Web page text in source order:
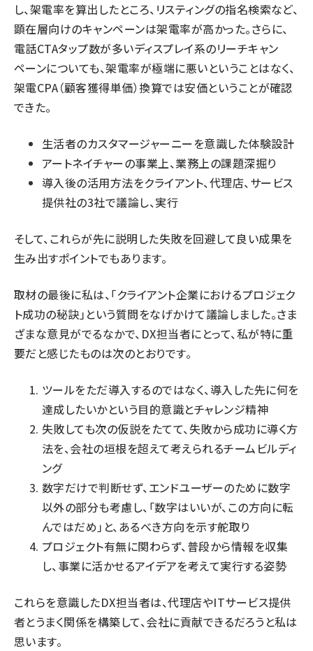
し、架電率を算出したところ、リスティングの指名検索など、
顕在層向けのキャンペーンは架電率が高かった。さらに、
電話CTAタップ数が多いディスプレイ系のリーチキャン
ペーンについても、架電率が極端に悪いということはなく、
架電CPA（顧客獲得単価）換算では安価ということが確認
できた。
生活者のカスタマージャーニーを意識した体験設計
アートネイチャーの事業上、業務上の課題深掘り
導入後の活用方法をクライアント、代理店、サービス
提供社の3社で議論し、実行
そして、これらが先に説明した失敗を回避して良い成果を
生み出すポイントでもあります。
取材の最後に私は、「クライアント企業におけるプロジェク
ト成功の秘訣」という質問をなげかけて議論しました。さま
ざまな意見がでるなかで、DX担当者にとって、私が特に重
要だと感じたものは次のとおりです。
ツールをただ導入するのではなく、導入した先に何を
達成したいかという目的意識とチャレンジ精神
失敗しても次の仮説をたてて、失敗から成功に導く方
法を、会社の垣根を超えて考えられるチームビルディ
ング
数字だけで判断せず、エンドユーザーのために数字
以外の部分も考慮し、「数字はいいが、この方向に転
んではだめ」と、あるべき方向を示す舵取り
プロジェクト有無に関わらず、普段から情報を収集
し、事業に活かせるアイデアを考えて実行する姿勢
これらを意識したDX担当者は、代理店やITサービス提供
者とうまく関係を構築して、会社に貢献できるだろうと私は
思います。